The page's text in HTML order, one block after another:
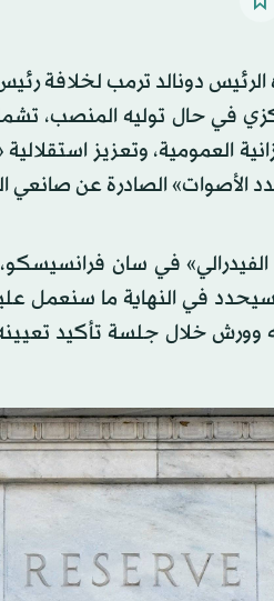
دونالد ترمب لخلافة
في حال توليه المنصب،
العمومية، وتعزيز
الأصوات» الصادرة عن صانعي
الفيدرالي» في سان
في النهاية ما سنعمل
وورش خلال جلسة تأكيد